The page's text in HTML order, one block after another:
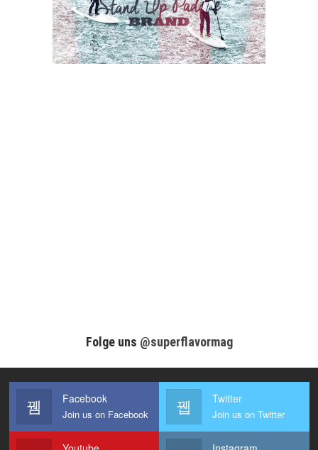
Folge uns @superflavormag
Facebook
Join us on Facebook
Twitter
Join us on Twitter